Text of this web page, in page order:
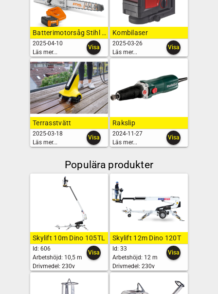
Batterimotorsåg Stihl MSA 300 C-O
2025-04-10
Läs mer...
Visa
Kombilaser
2025-03-26
Läs mer...
Visa
Terrasstvätt
2025-03-18
Läs mer...
Visa
Rakslip
2024-11-27
Läs mer...
Visa
Populära produkter
Skylift 10m Dino 105TL
Id: 606
Arbetshöjd: 10,5 m
Drivmedel: 230v
Visa
Skylift 12m Dino 120T
Id: 33
Arbetshöjd: 12 m
Drivmedel: 230v
Visa